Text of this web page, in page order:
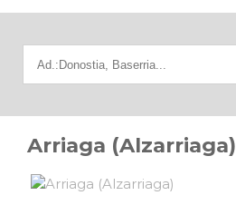
Arriaga (Alzarriaga)